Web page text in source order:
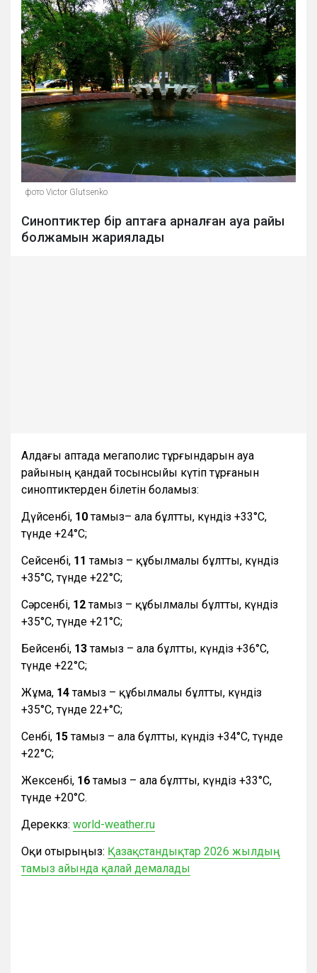
фото Victor Glutsenko
Синоптиктер бір аптаға арналған ауа райы
болжамын жариялады
Алдағы аптада мегаполис тұрғындарын ауа
райының қандай тосынсыйы күтіп тұрғанын
синоптиктерден білетін боламыз:
Дүйсенбі, 10тамыз– ала бұлтты, күндіз +33°С,
түнде +24°С;
Сейсенбі, 11тамыз – құбылмалы бұлтты, күндіз
+35°С, түнде +22°С;
Сәрсенбі, 12тамыз – құбылмалы бұлтты, күндіз
+35°С, түнде +21°С;
Бейсенбі, 13тамыз – ала бұлтты, күндіз +36°С,
түнде +22°С;
Жұма, 14тамыз – құбылмалы бұлтты, күндіз
+35°С, түнде 22+°С;
Сенбі, 15тамыз – ала бұлтты, күндіз +34°С, түнде
+22°С;
Жексенбі, 16тамыз – ала бұлтты, күндіз +33°С,
түнде +20°С.
Дереккөз: world-weather.ru
Оқи отырыңыз: Қазақстандықтар 2026 жылдың
тамыз айында қалай демалады